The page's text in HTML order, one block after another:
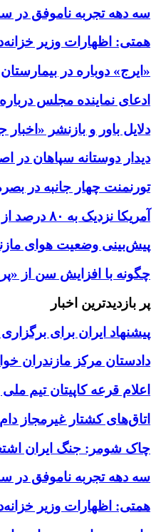
سه دهه تجربه ناموفق در
همتی: اظهارات وزیر
«ایرج» دوباره در
ادعای نماینده مجلس
دلایل باور و بازنشر
دیدار دوستانه سپاهان در
تورنمنت چهار جانبه در
آمریکا نزدیک به ۸۰ درصد از موشک‌های رهگیر کلیدی خود را مصرف کرده است
پیش‌بینی وضعیت هوای مازندران تا ۱۹ مرداد/
چگونه با افزایش سن از
پر بازدیدترین اخبار
پیشنهاد ایران برای
دادستان مرکز مازندران
اعلام قرعه کاپیتان تیم
اتاق‌های کشتار غیرمجاز
چاک شومر: جنگ ایران
سه دهه تجربه ناموفق در
همتی: اظهارات وزیر